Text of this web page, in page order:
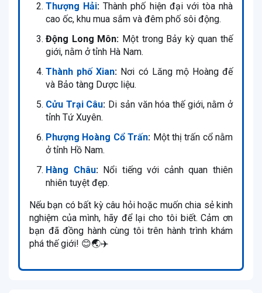
Thượng Hải: Thành phố hiện đại với tòa nhà
cao ốc, khu mua sắm và đêm phố sôi động.
Động Long Môn: Một trong Bảy kỳ quan thế
giới, nằm ở tỉnh Hà Nam.
Thành phố Xian: Nơi có Lăng mộ Hoàng đế
và Bảo tàng Dược liệu.
Cửu Trại Câu: Di sản văn hóa thế giới, nằm ở
tỉnh Tứ Xuyên.
Phượng Hoàng Cổ Trấn: Một thị trấn cổ nằm
ở tỉnh Hồ Nam.
Hàng Châu: Nổi tiếng với cảnh quan thiên
nhiên tuyệt đẹp.
Nếu bạn có bất kỳ câu hỏi hoặc muốn chia sẻ kinh
nghiệm của mình, hãy để lại cho tôi biết. Cảm ơn
bạn đã đồng hành cùng tôi trên hành trình khám
phá thế giới! 😊🌏✈️